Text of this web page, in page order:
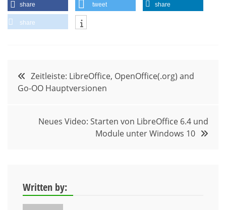
share tweet share
share
Beitragsnavigation
Zeitleiste: LibreOffice, OpenOffice(.org) and
Go-OO Hauptversionen
Neues Video: Starten von LibreOffice 6.4 und
Module unter Windows 10
Written by: